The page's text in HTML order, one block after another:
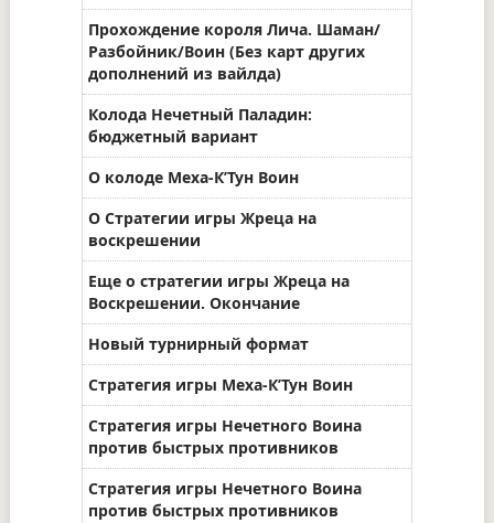
Прохождение короля Лича. Шаман/
Разбойник/Воин (Без карт других
дополнений из вайлда)
Колода Нечетный Паладин:
бюджетный вариант
О колоде Меха-К’Тун Воин
О Стратегии игры Жреца на
воскрешении
Еще о стратегии игры Жреца на
Воскрешении. Окончание
Новый турнирный формат
Стратегия игры Меха-К’Тун Воин
Стратегия игры Нечетного Воина
против быстрых противников
Стратегия игры Нечетного Воина
против быстрых противников